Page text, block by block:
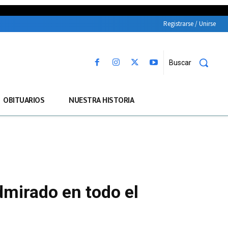
Registrarse / Unirse
Buscar
OBITUARIOS NUESTRA HISTORIA
en todo el